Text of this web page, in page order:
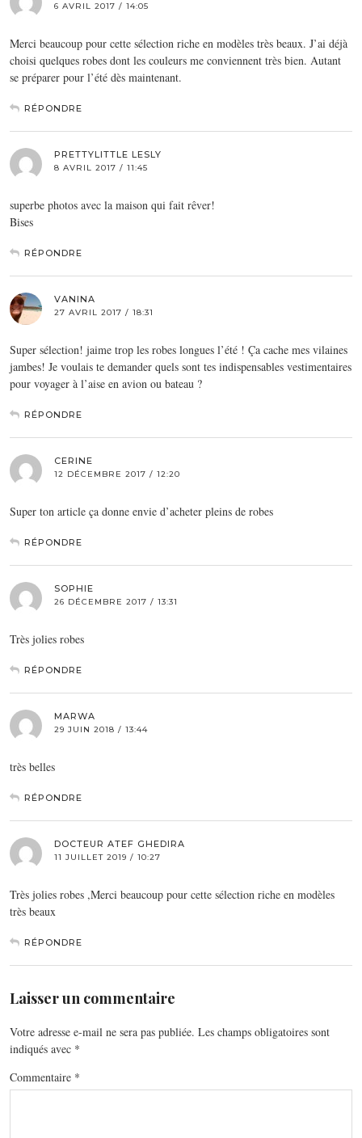
6 AVRIL 2017 / 14:05
Merci beaucoup pour cette sélection riche en modèles très beaux. J’ai déjà
choisi quelques robes dont les couleurs me conviennent très bien. Autant
se préparer pour l’été dès maintenant.
RÉPONDRE
PRETTYLITTLE LESLY
8 AVRIL 2017 / 11:45
superbe photos avec la maison qui fait rêver!
Bises
RÉPONDRE
VANINA
27 AVRIL 2017 / 18:31
Super sélection! jaime trop les robes longues l’été ! Ça cache mes vilaines
jambes! Je voulais te demander quels sont tes indispensables vestimentaires
pour voyager à l’aise en avion ou bateau ?
RÉPONDRE
CERINE
12 DÉCEMBRE 2017 / 12:20
Super ton article ça donne envie d’acheter pleins de robes
RÉPONDRE
SOPHIE
26 DÉCEMBRE 2017 / 13:31
Très jolies robes
RÉPONDRE
MARWA
29 JUIN 2018 / 13:44
très belles
RÉPONDRE
DOCTEUR ATEF GHEDIRA
11 JUILLET 2019 / 10:27
Très jolies robes ,Merci beaucoup pour cette sélection riche en modèles
très beaux
RÉPONDRE
Laisser un commentaire
Votre adresse e-mail ne sera pas publiée. Les champs obligatoires sont
indiqués avec *
Commentaire *